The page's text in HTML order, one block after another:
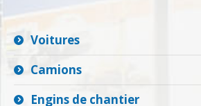
Voitures
Camions
Engins de chantier